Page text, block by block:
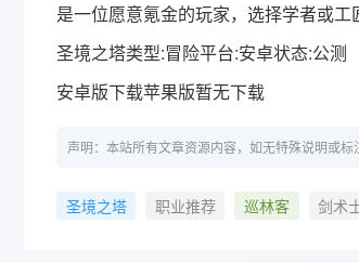
是一位愿意氪金的玩家，选择学者或工
圣境之塔类型:冒险平台:安卓状态:公测
安卓版下载苹果版暂无下载
声明：本站所有文章资源内容，如无特殊说明或
圣境之塔 职业推荐 巡林客 剑术